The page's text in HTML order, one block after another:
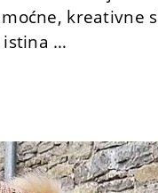
kreativne
istina …